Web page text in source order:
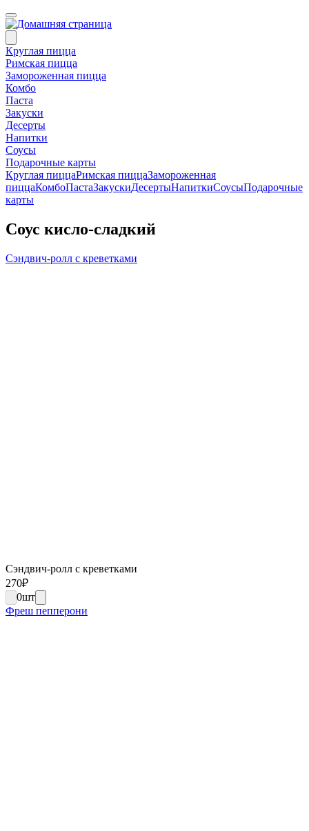
Круглая пицца
Римская пицца
Замороженная пицца
Комбо
Паста
Закуски
Десерты
Напитки
Соусы
Подарочные карты
Круглая пиццаРимская пиццаЗамороженная
пиццаКомбоПастаЗакускиДесертыНапиткиСоусыПодарочные
карты
Соус кисло-сладкий
Сэндвич-ролл с креветками
Сэндвич-ролл с креветками
270₽
0шт
Фреш пепперони